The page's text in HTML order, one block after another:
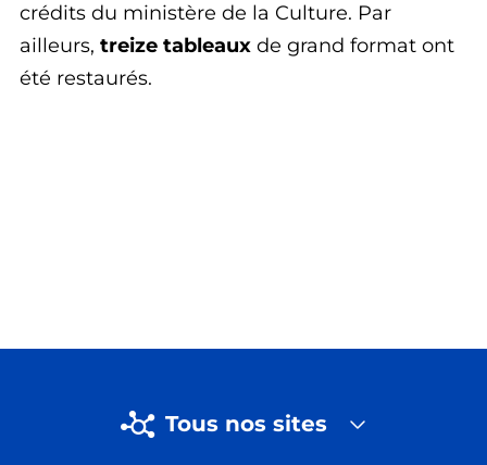
crédits du ministère de la Culture. Par
ailleurs, treize tableaux de grand format ont
été restaurés.
Tous nos sites